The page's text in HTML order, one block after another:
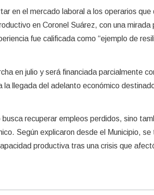
en el mercado laboral a los operarios
en Coronel Suárez, con una
fue calificada como “ejemplo de
en julio y será financiada parcialmente
la llegada del adelanto económico
recuperar empleos perdidos, sino
Según explicaron desde el Municipio,
productiva tras una crisis que